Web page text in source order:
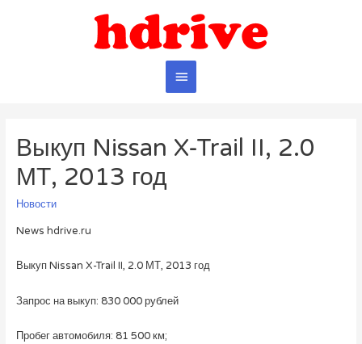
Главное
Выкуп Nissan X-Trail II, 2.0
МТ, 2013 год
Новости
News hdrive.ru
Выкуп Nissan X-Trail II, 2.0 МТ, 2013 год
Запрос на выкуп: 830 000 рублей
Пробег автомобиля: 81 500 км;